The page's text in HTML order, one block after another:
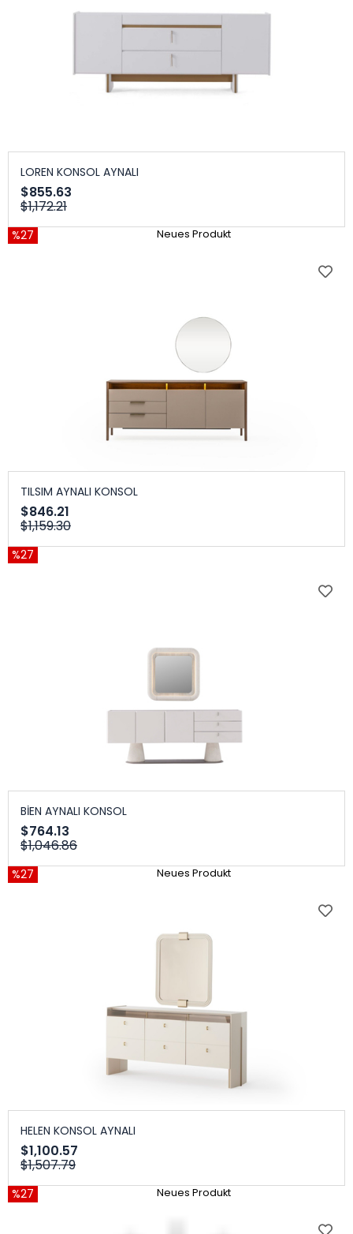
LOREN KONSOL AYNALI
$855.63
$1,172.21
%27 Neues Produkt
TILSIM AYNALI KONSOL
$846.21
$1,159.30
%27
BİEN AYNALI KONSOL
$764.13
$1,046.86
%27 Neues Produkt
HELEN KONSOL AYNALI
$1,100.57
$1,507.79
%27 Neues Produkt